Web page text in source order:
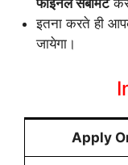
फाइनलसबमिट
इतना करते ही
जायेगा।
Apply